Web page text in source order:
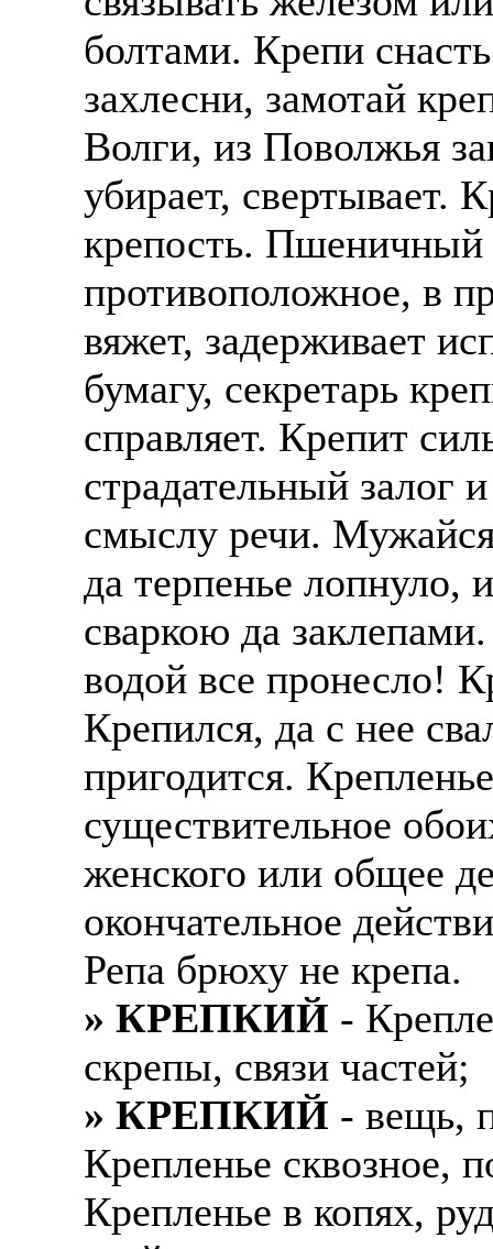
болтами. Крепи
захлесни, замотай
Волги, из Поволжья
убирает, свертывает.
крепость. Пшеничный
противоположное, в
вяжет, задерживает
бумагу, секретарь
справляет. Крепит
страдательный залог
смыслу речи.
да терпенье лопнуло,
сваркою да
водой все пронесло!
Крепился, да с нее
пригодится.
существительное
женского или общее
окончательное
Репа брюху не крепа.
» КРЕПКИЙ -
скрепы, связи частей;
» КРЕПКИЙ - вещь,
Крепленье сквозное,
Крепленье в копях,